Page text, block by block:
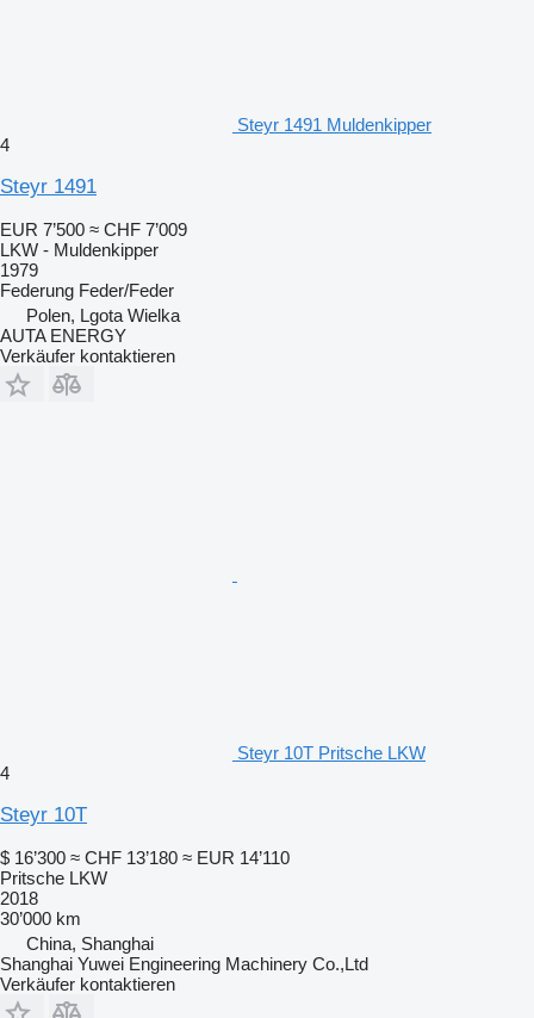
Steyr 1491 Muldenkipper
4
Steyr 1491
EUR 7’500 ≈ CHF 7’009
LKW - Muldenkipper
1979
Federung Feder/Feder
Polen, Lgota Wielka
AUTA ENERGY
Verkäufer kontaktieren
Steyr 10T Pritsche LKW
4
Steyr 10T
$ 16’300 ≈ CHF 13’180 ≈ EUR 14’110
Pritsche LKW
2018
30’000 km
China, Shanghai
Shanghai Yuwei Engineering Machinery Co.,Ltd
Verkäufer kontaktieren